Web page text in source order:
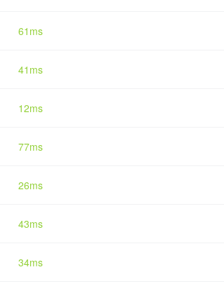
61ms
41ms
12ms
77ms
26ms
43ms
34ms